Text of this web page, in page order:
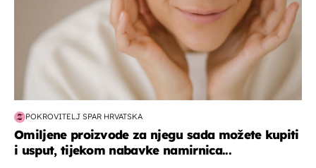
POKROVITELJ SPAR HRVATSKA
Omiljene proizvode za njegu sada možete kupiti
i usput, tijekom nabavke namirnica...